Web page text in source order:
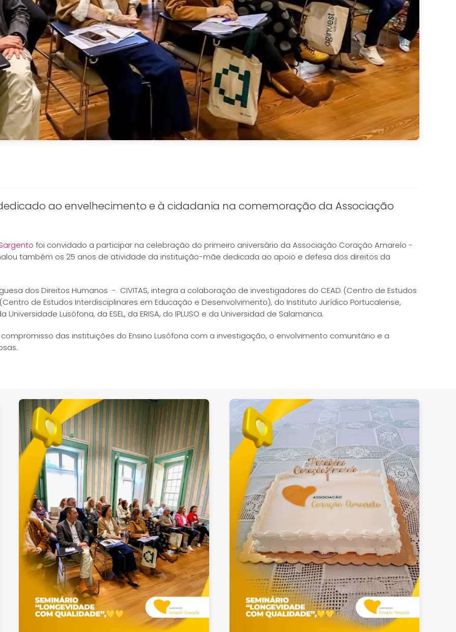
ao envelhecimento e à cidadania na comemoração da Associação
foi convidado a participar na celebração do primeiro aniversário da Associação Coração Amarelo -
também os 25 anos de atividade da instituição-mãe dedicada ao apoio e defesa dos direitos da
dos Direitos Humanos - CIVITAS, integra a colaboração de investigadores do CEAD (Centro de Estudos
de Estudos Interdisciplinares em Educação e Desenvolvimento), do Instituto Jurídico Portucalense,
Lusófona, da ESEL, da ERISA, do IPLUSO e da Universidad de Salamanca.
das instituições do Ensino Lusófona com a investigação, o envolvimento comunitário e a
ver